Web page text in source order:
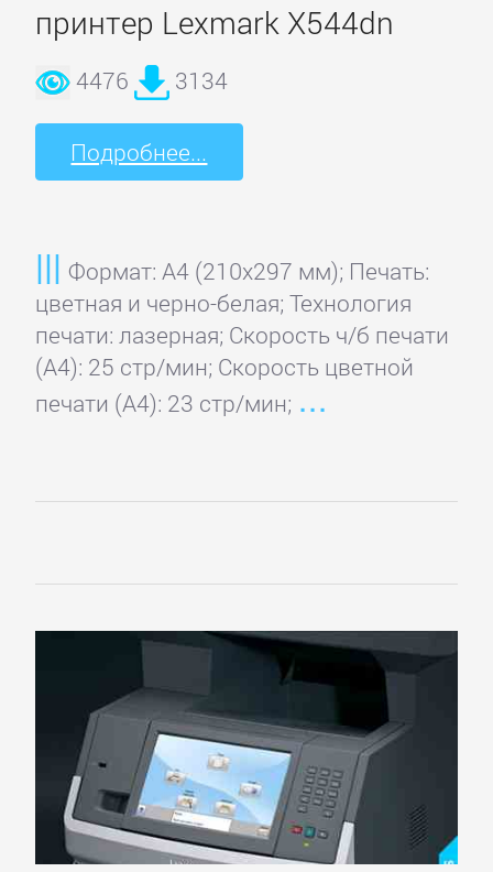
принтер Lexmark X544dn
4476 3134
Подробнее...
Формат: A4 (210x297 мм); Печать:
цветная и черно-белая; Технология
печати: лазерная; Скорость ч/б печати
(А4): 25 стр/мин; Скорость цветной
печати (А4): 23 стр/мин;